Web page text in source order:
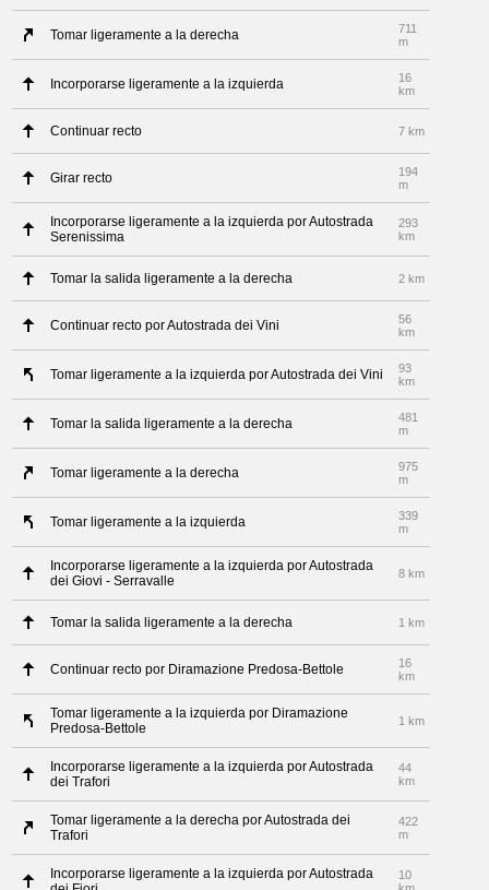
Tomar ligeramente a la derecha
711
m
Incorporarse ligeramente a la izquierda
16
km
Continuar recto 7 km
Girar recto
194
m
Incorporarse ligeramente a la izquierda por Autostrada
Serenissima
293
km
Tomar la salida ligeramente a la derecha 2 km
Continuar recto por Autostrada dei Vini
56
km
Tomar ligeramente a la izquierda por Autostrada dei Vini
93
km
Tomar la salida ligeramente a la derecha
481
m
Tomar ligeramente a la derecha
975
m
Tomar ligeramente a la izquierda
339
m
Incorporarse ligeramente a la izquierda por Autostrada
dei Giovi - Serravalle
8 km
Tomar la salida ligeramente a la derecha 1 km
Continuar recto por Diramazione Predosa-Bettole
16
km
Tomar ligeramente a la izquierda por Diramazione
Predosa-Bettole
1 km
Incorporarse ligeramente a la izquierda por Autostrada
dei Trafori
44
km
Tomar ligeramente a la derecha por Autostrada dei
Trafori
422
m
Incorporarse ligeramente a la izquierda por Autostrada
10